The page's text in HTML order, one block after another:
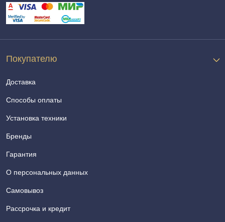
Покупателю
Доставка
Способы оплаты
Установка техники
Бренды
Гарантия
О персональных данных
Самовывоз
Рассрочка и кредит